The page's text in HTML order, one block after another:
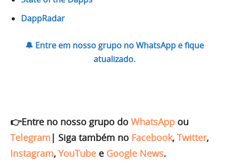
DappRadar
🔔 Entre em nosso grupo no WhatsApp e fique
atualizado.
👉Entre no nosso grupo do WhatsApp ou
Telegram | Siga também no Facebook, Twitter,
Instagram, YouTube e Google News.